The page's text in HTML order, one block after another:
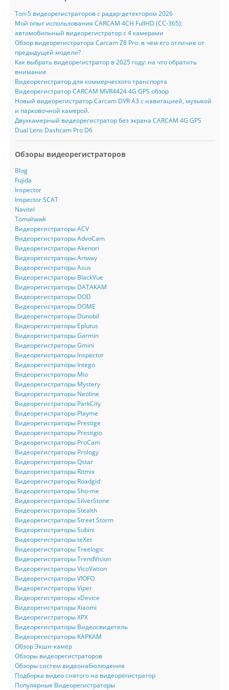
Топ-5 видеорегистраторов с радар-детектором 2026
Мой опыт использования CARCAM 4CH FullHD (CC-365):
автомобильный видеорегистратор с 4 камерами
Обзор видеорегистратора Carcam Z8 Pro: в чем его отличие от
предыдущей модели?
Как выбрать видеорегистратор в 2025 году: на что обратить
внимание
Видеорегистратор для коммерческого транспорта
Видеорегистратор CARCAM MVR4424 4G GPS обзор
Новый видеорегистратор Carcam DVR A3 с навигацией, музыкой
и парковочной камерой.
Двухкамерный видеорегистратор без экрана CARCAM 4G GPS
Dual Lens Dashcam Pro D6
Обзоры видеорегистраторов
Blog
Fujida
Inspector
Inspector SCAT
Navitel
Tomahawk
Видеорегистраторы ACV
Видеорегистраторы AdvoCam
Видеорегистраторы Akenori
Видеорегистраторы Artway
Видеорегистраторы Asus
Видеорегистраторы BlackVue
Видеорегистраторы DATAKAM
Видеорегистраторы DOD
Видеорегистраторы DOME
Видеорегистраторы Dunobil
Видеорегистраторы Eplutus
Видеорегистраторы Garmin
Видеорегистраторы Gmini
Видеорегистраторы Inspector
Видеорегистраторы Intego
Видеорегистраторы Mio
Видеорегистраторы Mystery
Видеорегистраторы Neoline
Видеорегистраторы ParkCity
Видеорегистраторы Playme
Видеорегистраторы Prestige
Видеорегистраторы Prestigio
Видеорегистраторы ProCam
Видеорегистраторы Prology
Видеорегистраторы Qstar
Видеорегистраторы Ritmix
Видеорегистраторы Roadgid
Видеорегистраторы Sho-me
Видеорегистраторы SilverStone
Видеорегистраторы Stealth
Видеорегистраторы Street Storm
Видеорегистраторы Subini
Видеорегистраторы teXet
Видеорегистраторы Treelogic
Видеорегистраторы TrendVision
Видеорегистраторы VicoVation
Видеорегистраторы VIOFO
Видеорегистраторы Viper
Видеорегистраторы xDevice
Видеорегистраторы Xiaomi
Видеорегистраторы XPX
Видеорегистраторы Видеосвидетель
Видеорегистраторы КАРКАМ
Обзор Экшн-камер
Обзоры видеорегистраторов
Обзоры систем видеонабюлюдения
Подборка видео снятого на видеорегистратор
Популярные Видеорегистраторы